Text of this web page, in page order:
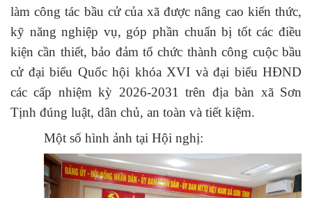
làm công tác bầu cử của xã được nâng cao kiến thức,
kỹ năng nghiệp vụ, góp phần chuẩn bị tốt các điều
kiện cần thiết, bảo đảm tổ chức thành công cuộc bầu
cử đại biểu Quốc hội khóa XVI và đại biểu HĐND
các cấp nhiệm kỳ 2026-2031 trên địa bàn xã Sơn
Tịnh đúng luật, dân chủ, an toàn và tiết kiệm.
Một số hình ảnh tại Hội nghị: